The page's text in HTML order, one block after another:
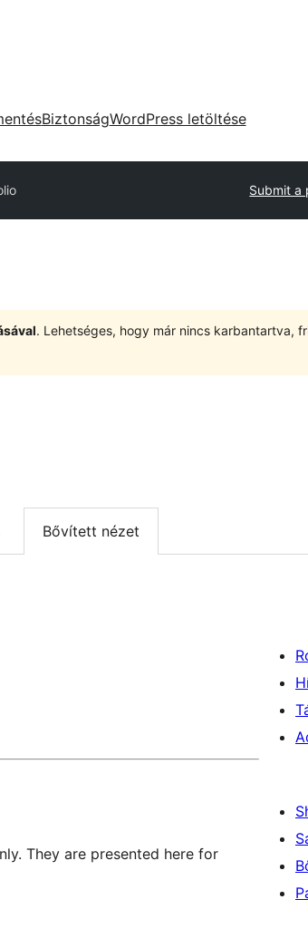
BiztonságWordPress letöltése
Submit a
. Lehetséges, hogy már nincs karbantartva,
Bővített nézet
They are presented here for